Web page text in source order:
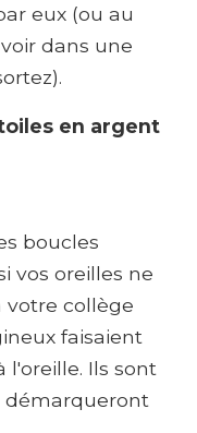
eux (ou au
dans une
en argent
boucles
vos oreilles ne
votre collège
faisaient
l'oreille. Ils sont
démarqueront